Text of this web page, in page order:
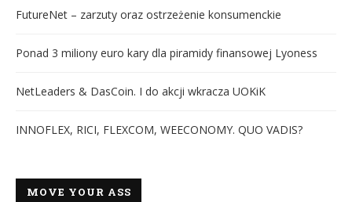
FutureNet – zarzuty oraz ostrzeżenie konsumenckie
Ponad 3 miliony euro kary dla piramidy finansowej Lyoness
NetLeaders & DasCoin. I do akcji wkracza UOKiK
INNOFLEX, RICI, FLEXCOM, WEECONOMY. QUO VADIS?
MOVE YOUR ASS